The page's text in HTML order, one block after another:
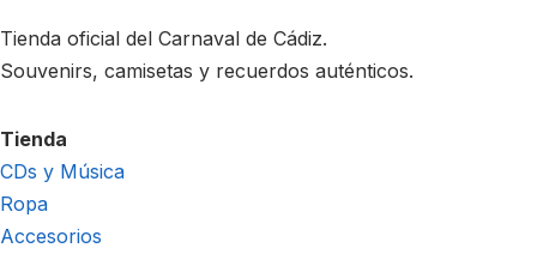
Tienda oficial del Carnaval de Cádiz.
Souvenirs, camisetas y recuerdos auténticos.
Tienda
CDs y Música
Ropa
Accesorios